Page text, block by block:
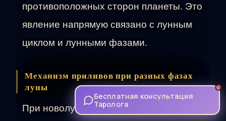
противоположных сторон планеты. Это
явление напрямую связано с лунным
циклом и лунными фазами.
Механизм приливов при разных фазах
луны
При новолунии и полнолунии (когда
Бесплатная консультация
Таролога